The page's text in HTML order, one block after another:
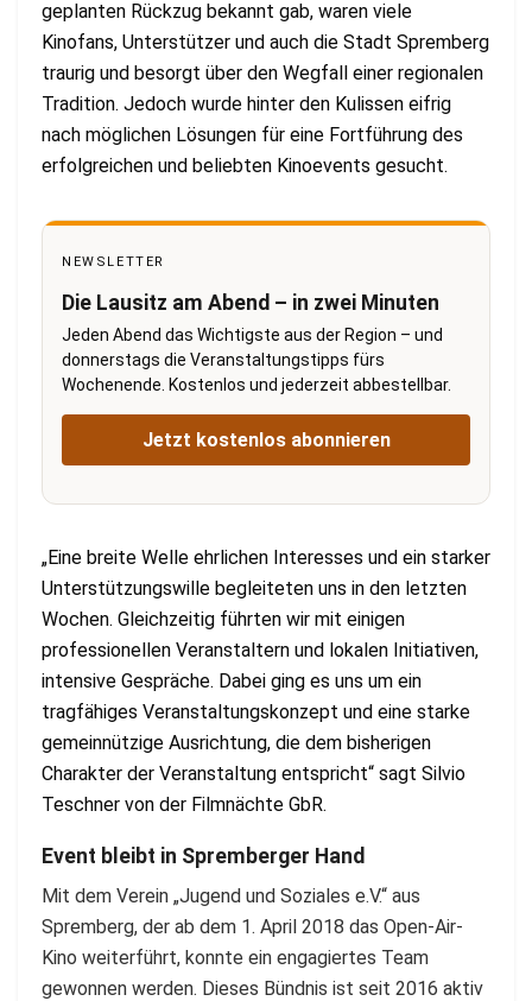
geplanten Rückzug bekannt gab, waren viele
Kinofans, Unterstützer und auch die Stadt Spremberg
traurig und besorgt über den Wegfall einer regionalen
Tradition. Jedoch wurde hinter den Kulissen eifrig
nach möglichen Lösungen für eine Fortführung des
erfolgreichen und beliebten Kinoevents gesucht.
NEWSLETTER
Die Lausitz am Abend – in zwei Minuten
Jeden Abend das Wichtigste aus der Region – und
donnerstags die Veranstaltungstipps fürs
Wochenende. Kostenlos und jederzeit abbestellbar.
Jetzt kostenlos abonnieren
„Eine breite Welle ehrlichen Interesses und ein starker
Unterstützungswille begleiteten uns in den letzten
Wochen. Gleichzeitig führten wir mit einigen
professionellen Veranstaltern und lokalen Initiativen,
intensive Gespräche. Dabei ging es uns um ein
tragfähiges Veranstaltungskonzept und eine starke
gemeinnützige Ausrichtung, die dem bisherigen
Charakter der Veranstaltung entspricht“ sagt Silvio
Teschner von der Filmnächte GbR.
Event bleibt in Spremberger Hand
Mit dem Verein „Jugend und Soziales e.V.“ aus
Spremberg, der ab dem 1. April 2018 das Open-Air-
Kino weiterführt, konnte ein engagiertes Team
gewonnen werden. Dieses Bündnis ist seit 2016 aktiv